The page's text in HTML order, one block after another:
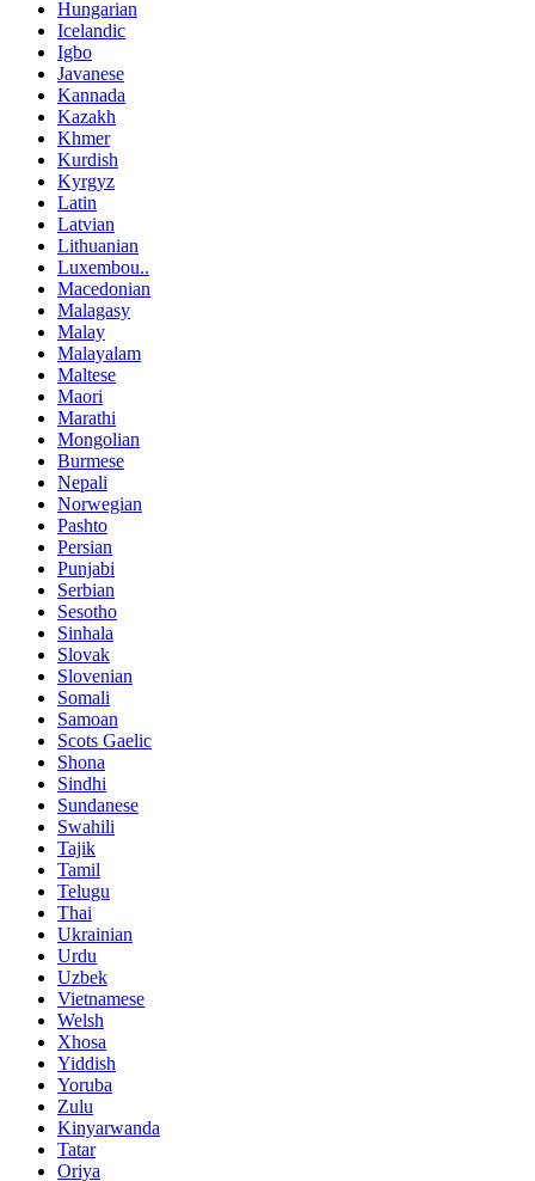
Hungarian
Icelandic
Igbo
Javanese
Kannada
Kazakh
Khmer
Kurdish
Kyrgyz
Latin
Latvian
Lithuanian
Luxembou..
Macedonian
Malagasy
Malay
Malayalam
Maltese
Maori
Marathi
Mongolian
Burmese
Nepali
Norwegian
Pashto
Persian
Punjabi
Serbian
Sesotho
Sinhala
Slovak
Slovenian
Somali
Samoan
Scots Gaelic
Shona
Sindhi
Sundanese
Swahili
Tajik
Tamil
Telugu
Thai
Ukrainian
Urdu
Uzbek
Vietnamese
Welsh
Xhosa
Yiddish
Yoruba
Zulu
Kinyarwanda
Tatar
Oriya